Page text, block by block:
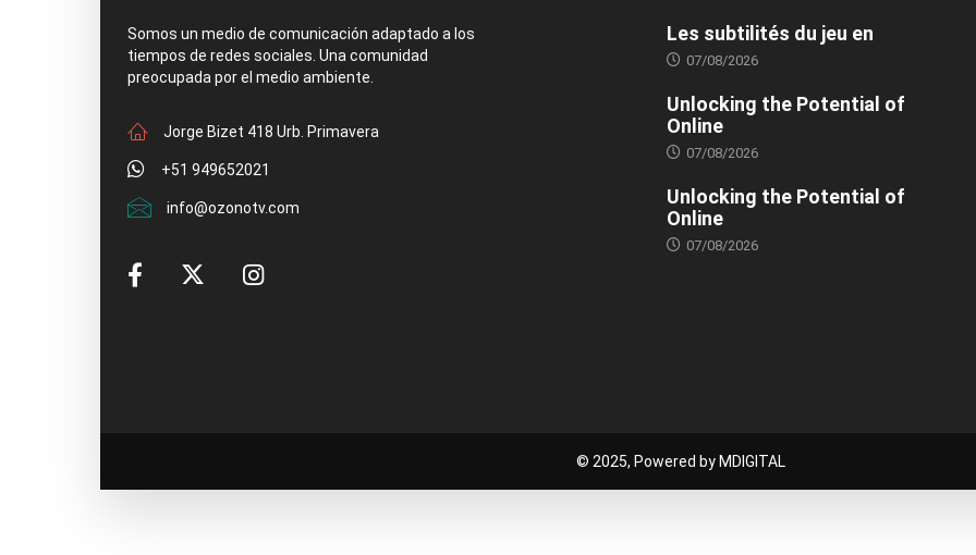
Somos un medio de comunicación adaptado a los
tiempos de redes sociales. Una comunidad
preocupada por el medio ambiente.
Jorge Bizet 418 Urb. Primavera
+51 949652021
info@ozonotv.com
Les subtilités du jeu en
07/08/2026
Unlocking the Potential of
Online
07/08/2026
Unlocking the Potential of
Online
07/08/2026
© 2025, Powered by MDIGITAL